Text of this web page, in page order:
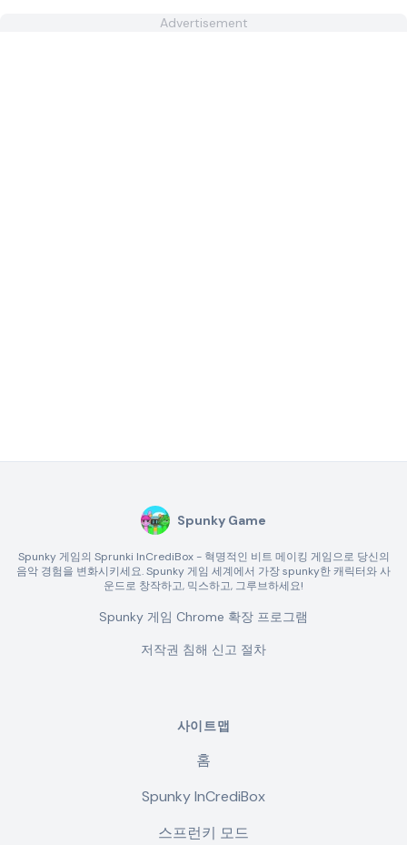
Advertisement
Spunky Game
Spunky 게임의 Sprunki InCrediBox - 혁명적인 비트 메이킹 게임으로 당신의
음악 경험을 변화시키세요. Spunky 게임 세계에서 가장 spunky한 캐릭터와 사
운드로 창작하고, 믹스하고, 그루브하세요!
Spunky 게임 Chrome 확장 프로그램
저작권 침해 신고 절차
사이트맵
홈
Spunky InCrediBox
스프런키 모드